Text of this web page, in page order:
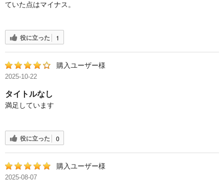
ていた点はマイナス。
役に立った 1
購入ユーザー様
2025-10-22
タイトルなし
満足しています
役に立った 0
購入ユーザー様
2025-08-07